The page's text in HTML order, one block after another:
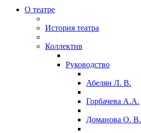
О театре
История театра
Коллектив
Руководство
Абелян Л. В.
Горбачева А.А.
Доманова О. В.